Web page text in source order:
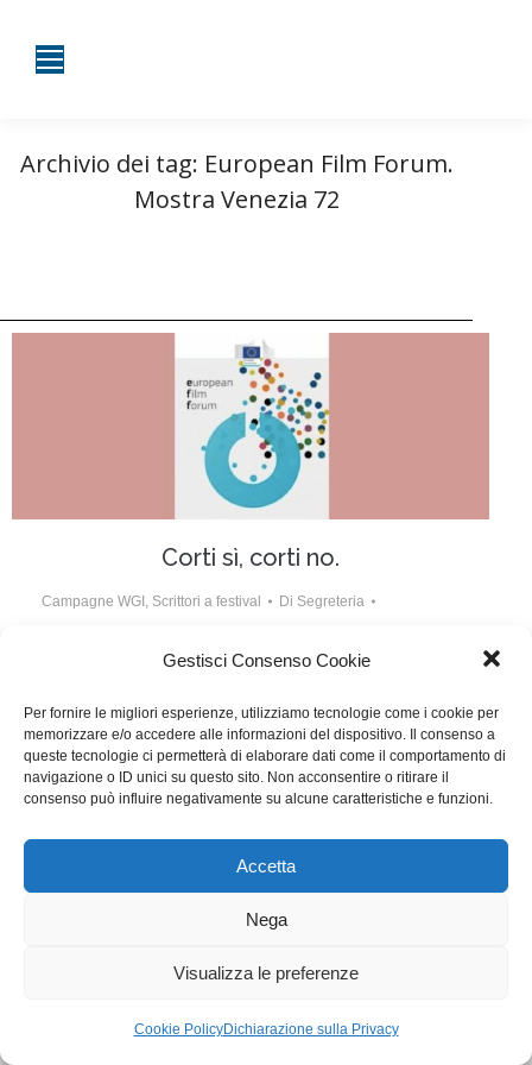
Gestisci Consenso Cookie
Per fornire le migliori esperienze, utilizziamo tecnologie come i cookie per
memorizzare e/o accedere alle informazioni del dispositivo. Il consenso a
queste tecnologie ci permetterà di elaborare dati come il comportamento di
navigazione o ID unici su questo sito. Non acconsentire o ritirare il
consenso può influire negativamente su alcune caratteristiche e funzioni.
Accetta
Nega
Visualizza le preferenze
Cookie PolicyDichiarazione sulla Privacy
Archivio dei tag: European Film Forum.
Mostra Venezia 72
Corti sì, corti no.
Campagne WGI Scrittori a festival Di Segreteria
distribuito. Ha senso che i soldi pubblici li continuino a
sostenere, che gli investimenti spariscano senza
speranze di rientro?
WGI - Tutti i diritti riservati © 2021
Via Adolfo Albertazzi 19, 00137 Roma
+39 347 2461036
segreteria@writersguilditalia.it
Concept: Annamaria De Paola - Realizzazione: